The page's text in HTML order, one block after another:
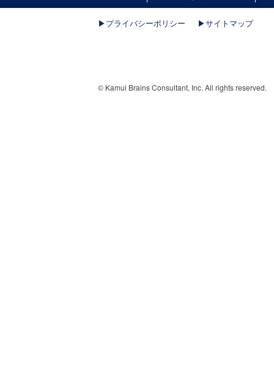
▶︎プライバシーポリシー ▶︎サイトマップ
© Kamui Brains Consultant, Inc. All rights reserved.